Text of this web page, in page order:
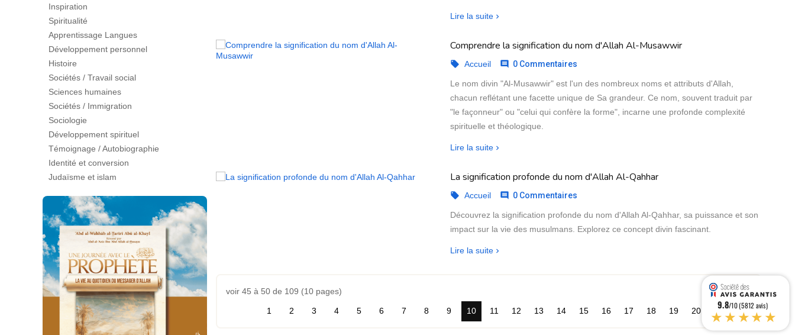
Inspiration
Spiritualité
Apprentissage Langues
Développement personnel
Histoire
Sociétés / Travail social
Sciences humaines
Sociétés / Immigration
Sociologie
Développement spirituel
Témoignage / Autobiographie
Identité et conversion
Judaïsme et islam
Lire la suite
Comprendre la signification du nom d'Allah Al-Musawwir
 Accueil  0 Commentaires
Le nom divin "Al-Musawwir" est l'un des nombreux noms et attributs d'Allah,
chacun reflétant une facette unique de Sa grandeur. Ce nom, souvent traduit par
"le façonneur" ou "celui qui confère la forme", incarne une profonde complexité
spirituelle et théologique.
Lire la suite
La signification profonde du nom d'Allah Al-Qahhar
 Accueil  0 Commentaires
Découvrez la signification profonde du nom d'Allah Al-Qahhar, sa puissance et son
impact sur la vie des musulmans. Explorez ce concept divin fascinant.
Lire la suite
voir 45 à 50 de 109 (10 pages)
1 2 3 4 5 6 7 8 9 10 11 12 13 14 15 16 17 18 19 20 21 22
9.8/10 (5812 avis)
★★★★★